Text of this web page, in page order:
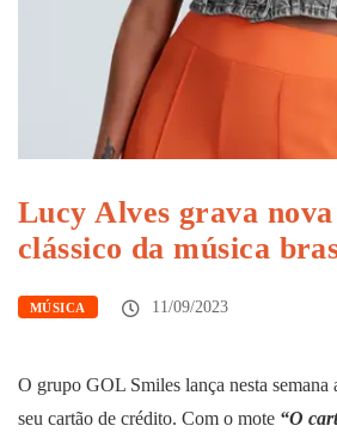
Lucy Alves grava
clássico da música
MÚSICA 11/09/2023
O grupo GOL Smiles lança nesta semana
seu cartão de crédito. Com o mote “O